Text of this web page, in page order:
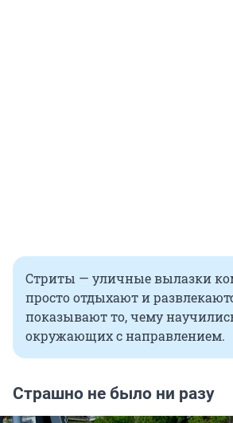
Стриты — уличные вылазки
просто отдыхают и
показывают то, чему
окружающих с направлением.
Страшно не было ни разу